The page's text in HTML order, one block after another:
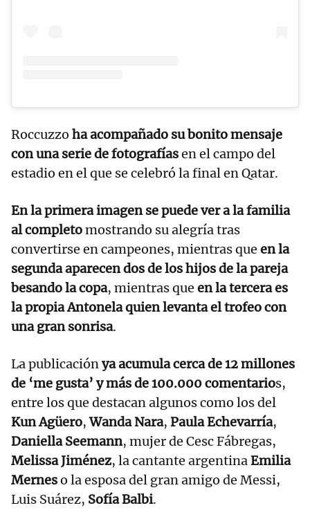
Roccuzzo ha acompañado su bonito mensaje
con una serie de fotografíasen el campo del
estadio en el que se celebró la final en Qatar.
En la primera imagen se puede ver a la familia
al completomostrando su alegría tras
convertirse en campeones, mientras que en la
segunda aparecen dos de los hijos de la pareja
besando la copa, mientras que en la tercera es
la propia Antonela quien levanta el trofeo con
una gran sonrisa.
La publicaciónya acumula cerca de 12 millones
de ‘me gusta’ y más de 100.000 comentarios,
entre los que destacan algunos como los del
Kun Agüero,Wanda Nara, Paula Echevarría,
Daniella Seemann, mujer de Cesc Fábregas,
Melissa Jiménez, la cantante argentinaEmilia
Merneso la esposa del gran amigo de Messi,
Luis Suárez, Sofía Balbi.